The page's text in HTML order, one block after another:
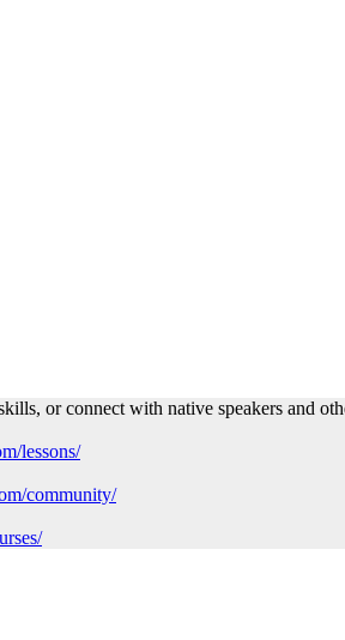
or connect with native speakers and
lessons/
community/